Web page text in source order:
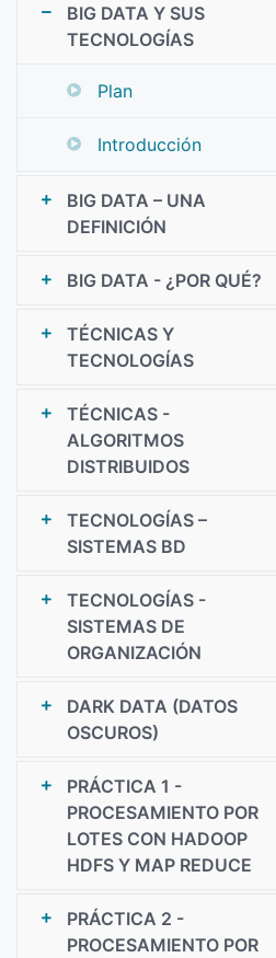
BIG DATA Y SUS
TECNOLOGÍAS
Plan
Introducción
BIG DATA – UNA
DEFINICIÓN
BIG DATA - ¿POR QUÉ?
TÉCNICAS Y
TECNOLOGÍAS
TÉCNICAS -
ALGORITMOS
DISTRIBUIDOS
TECNOLOGÍAS –
SISTEMAS BD
TECNOLOGÍAS -
SISTEMAS DE
ORGANIZACIÓN
DARK DATA (DATOS
OSCUROS)
PRÁCTICA 1 -
PROCESAMIENTO POR
LOTES CON HADOOP
HDFS Y MAP REDUCE
PRÁCTICA 2 -
PROCESAMIENTO POR